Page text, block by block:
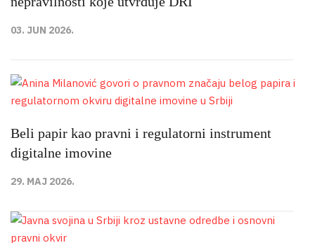
03. JUN 2026.
Beli papir kao pravni i regulatorni instrument
digitalne imovine
29. MAJ 2026.